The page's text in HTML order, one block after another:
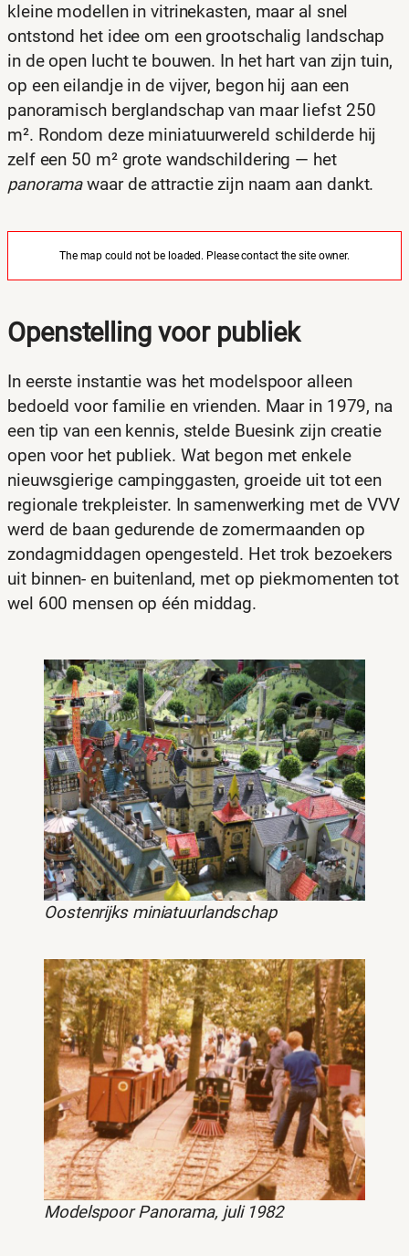
kleine modellen in vitrinekasten, maar al snel
ontstond het idee om een grootschalig landschap
in de open lucht te bouwen. In het hart van zijn tuin,
op een eilandje in de vijver, begon hij aan een
panoramisch berglandschap van maar liefst 250
m². Rondom deze miniatuurwereld schilderde hij
zelf een 50 m² grote wandschildering — het
panoramawaar de attractie zijn naam aan dankt.
The map could not be loaded. Please contact the site owner.
Openstelling voor publiek
In eerste instantie was het modelspoor alleen
bedoeld voor familie en vrienden. Maar in 1979, na
een tip van een kennis, stelde Buesink zijn creatie
open voor het publiek. Wat begon met enkele
nieuwsgierige campinggasten, groeide uit tot een
regionale trekpleister. In samenwerking met de VVV
werd de baan gedurende de zomermaanden op
zondagmiddagen opengesteld. Het trok bezoekers
uit binnen- en buitenland, met op piekmomenten tot
wel 600 mensen op één middag.
Oostenrijks miniatuurlandschap
Modelspoor Panorama, juli 1982